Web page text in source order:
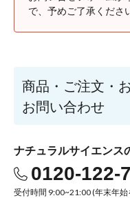
で、予めご了承くださ
商品・ご注文・
お問い合わせ
ナチュラルサイエンス
0120-122-
受付時間 9:00~21:00 (年末年始